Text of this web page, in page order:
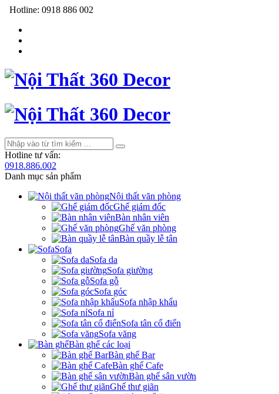
Hotline: 0918 886 002
Hotline tư vấn:
0918.886.002
Danh mục sản phẩm
Nội thất văn phòng
Ghế giám đốc
Bàn nhân viên
Ghế văn phòng
Bàn quầy lễ tân
Sofa
Sofa da
Sofa giường
Sofa gỗ
Sofa góc
Sofa nhập khẩu
Sofa nỉ
Sofa tân cổ điển
Sofa văng
Bàn ghế các loại
Bàn ghế Bar
Bàn ghế Cafe
Bàn ghế sân vườn
Ghế thư giãn